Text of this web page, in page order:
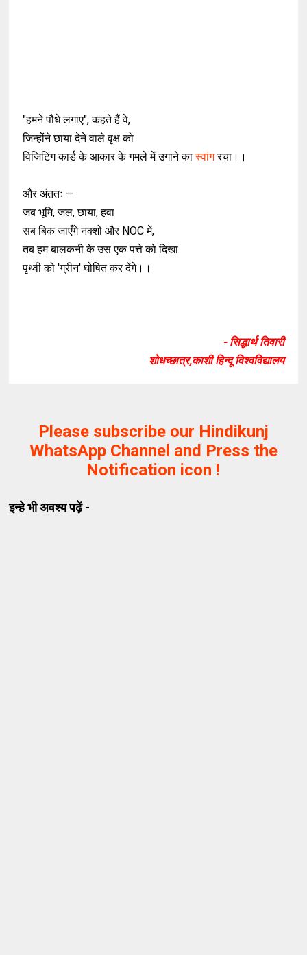
"हमने पौधे लगाए", कहते हैं वे,
जिन्होंने छाया देने वाले वृक्ष को
विजिटिंग कार्ड के आकार के गमले में उगाने कास्वांगरचा।।
और अंततः —
जब भूमि, जल, छाया, हवा
सब बिक जाएँगे नक्शों और NOC में,
तब हम बालकनी के उस एक पत्ते को दिखा
पृथ्वी को 'ग्रीन' घोषित कर देंगे।।
- सिद्धार्थ तिवारी
शोधच्छात्र,काशी हिन्दू विश्वविद्यालय
Please subscribe our Hindikunj
WhatsApp Channel and Press the
Notification icon !
इन्हे भी अवश्य पढ़ें -